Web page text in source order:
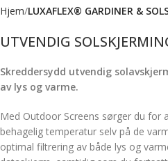
Hjem LUXAFLEX® GARDINER &
UTVENDIG
Skreddersydd utvendig
av lys og varme.
Med Outdoor Screens sørger du for
behagelig temperatur selv på de
optimal filtrering av både lys og